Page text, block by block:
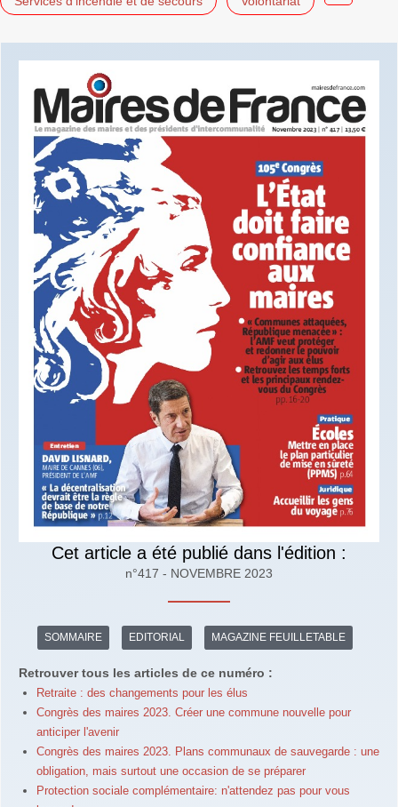
Cet article a été publié dans l'édition :
n°417 - NOVEMBRE 2023
SOMMAIRE EDITORIAL MAGAZINE FEUILLETABLE
Retrouver tous les articles de ce numéro :
Retraite : des changements pour les élus
Congrès des maires 2023. Créer une commune nouvelle pour
anticiper l'avenir
Congrès des maires 2023. Plans communaux de sauvegarde : une
obligation, mais surtout une occasion de se préparer
Protection sociale complémentaire: n'attendez pas pour vous